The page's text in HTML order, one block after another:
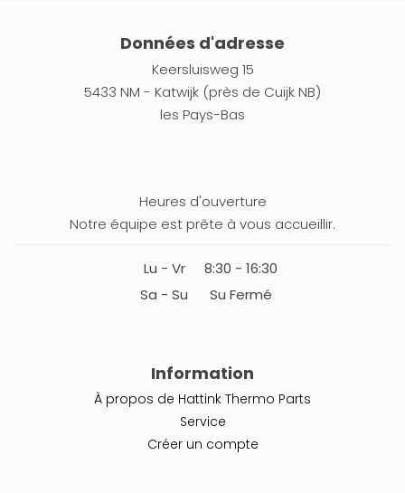
Données d'adresse
Keersluisweg 15
5433 NM - Katwijk (près de Cuijk NB)
les Pays-Bas
Heures d'ouverture
Notre équipe est prête à vous accueillir.
Lu - Vr
8:30 - 16:30
Sa - Su
Su Fermé
Information
À propos de Hattink Thermo Parts
Service
Créer un compte